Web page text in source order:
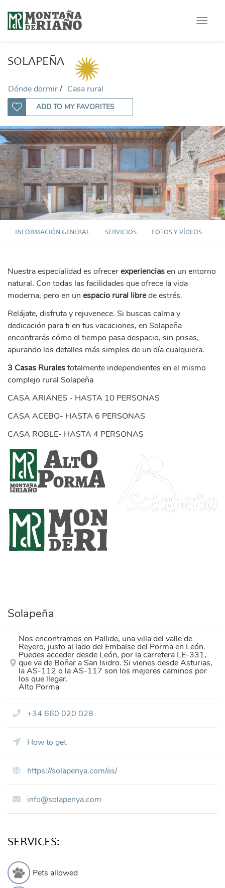
Toggle
SOLAPEÑA
Dónde dormir Casa rural
ADD TO MY FAVORITES
INFORMACIÓN GENERAL SERVICIOS FOTOS Y VÍDEOS
Nuestra especialidad es ofrecerexperienciasen un entorno
natural. Con todas las facilidades que ofrece la vida
moderna, pero en un espacio rural librede estrés.
Relájate, disfruta y rejuvenece. Si buscas calma y
dedicación para ti en tus vacaciones, en Solapeña
encontrarás cómo el tiempo pasa despacio, sin prisas,
apurando los detalles más simples de un día cualquiera.
3 Casas Ruralestotalmente independientes en el mismo
complejo rural Solapeña
CASA ARIANES - HASTA 10 PERSONAS
CASA ACEBO- HASTA 6 PERSONAS
CASA ROBLE- HASTA 4 PERSONAS
logo-solapena.png
alto_porma_definitivo.png
marca_montana_riano_transpar_.png
Solapeña
Nos encontramos en Pallide, una villa del valle de
Reyero, justo al lado del Embalse del Porma en León.
Puedes acceder desde León, por la carretera LE-331,
que va de Boñar a San Isidro. Si vienes desde Asturias,
la AS-112 o la AS-117 son los mejores caminos por
los que llegar.
Alto Porma
+34 660 020 028
How to get
https://solapenya.com/es/
info@solapenya.com
SERVICES:
Pets allowed